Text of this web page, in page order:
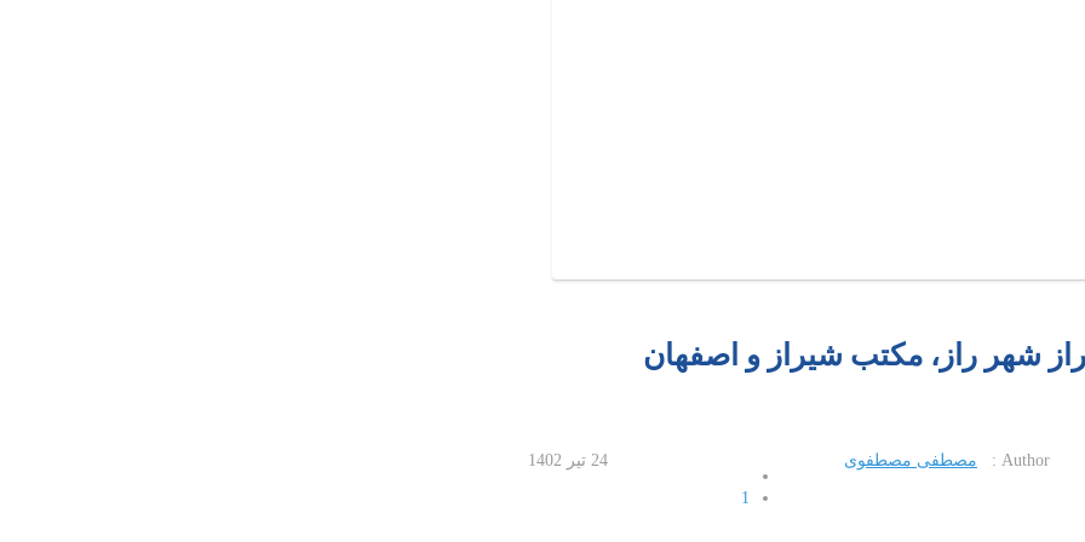
شهر راز، مکتب شیراز و اصفهان
24 تیر 1402
1
Author : مصطفی مصطفوی